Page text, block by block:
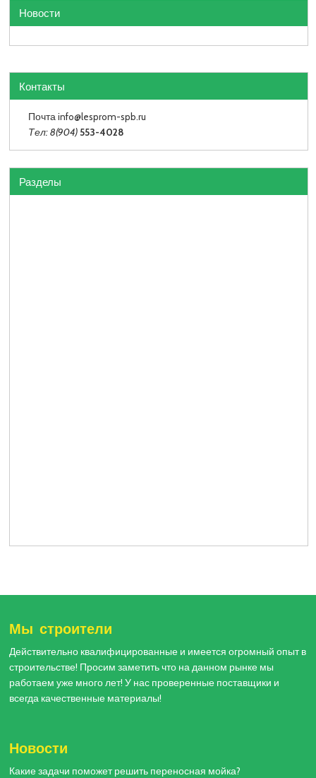
Новости
Контакты
Почта info@lesprom-spb.ru
Тел: 8(904) 553-4028
Разделы
Мы строители
Действительно квалифицированные и имеется огромный опыт в
строительстве! Просим заметить что на данном рынке мы
работаем уже много лет! У нас проверенные поставщики и
всегда качественные материалы!
Новости
Какие задачи поможет решить переносная мойка?